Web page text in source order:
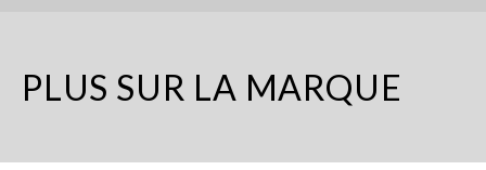
PLUS SUR LA MARQUE